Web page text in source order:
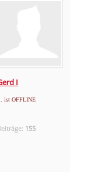
I
... ist OFFLINE
155